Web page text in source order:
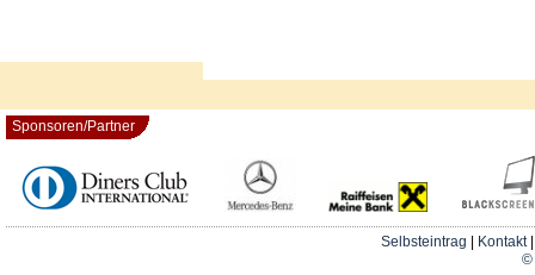
Sponsoren/Partner
Selbsteintrag Kontakt
©